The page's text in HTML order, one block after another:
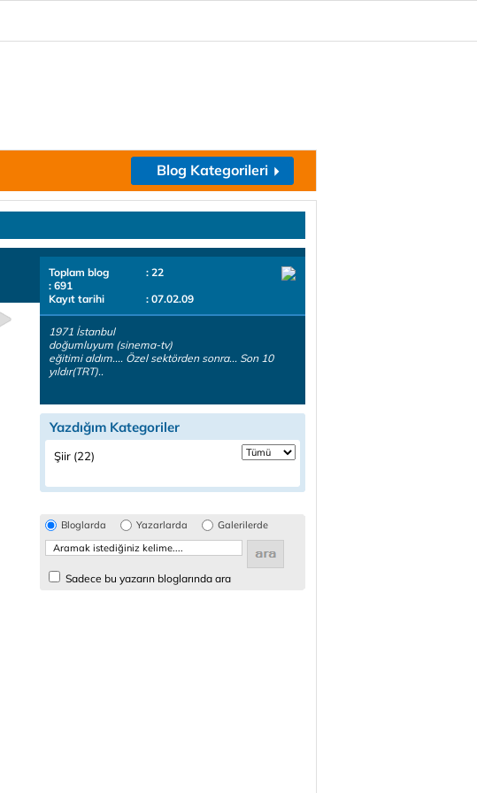
Blog Kategorileri
Toplam blog
: 22
: 691
Kayıt tarihi
: 07.02.09
1971 İstanbul
doğumluyum (sinema-tv)
eğitimi aldım.... Özel sektörden sonra... Son 10
yıldır(TRT)..
Yazdığım Kategoriler
Şiir (22)
Bloglarda Yazarlarda Galerilerde
Sadece bu yazarın bloglarında ara